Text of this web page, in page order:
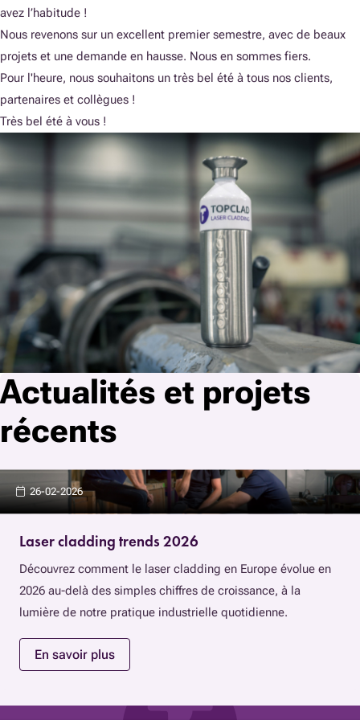
avez l’habitude !
Nous revenons sur un excellent premier semestre, avec de beaux
projets et une demande en hausse. Nous en sommes fiers.
Pour l'heure, nous souhaitons un très bel été à tous nos clients,
partenaires et collègues !
Très bel été à vous !
Actualités et projets
récents
26-02-2026
Laser cladding trends 2026
Découvrez comment le laser cladding en Europe évolue en
2026 au-delà des simples chiffres de croissance, à la
lumière de notre pratique industrielle quotidienne.
En savoir plus